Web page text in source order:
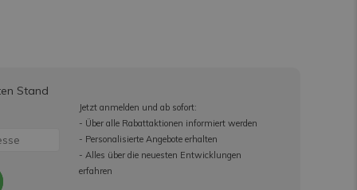
Stand
Jetzt anmelden und ab sofort:
- Über alle Rabattaktionen informiert werden
- Personalisierte Angebote erhalten
- Alles über die neuesten Entwicklungen
erfahren